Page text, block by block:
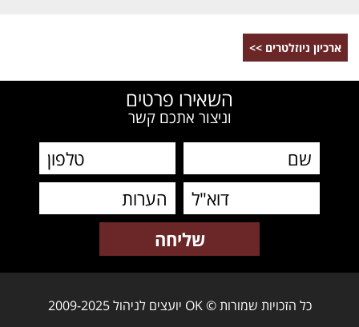
ארכיון ניוזלטרים >>
השאירו פרטים
וניצור אתכם קשר
כל הזכויות שמורות © OK יועצים לניהול 2009-2025